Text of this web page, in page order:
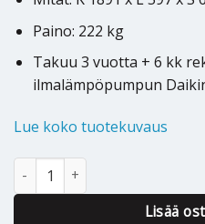
Paino: 222 kg
Takuu 3 vuotta + 6 kk
ilmalämpöpumpun
Lue koko tuotekuvaus
Maalämpöpumppu Daikin
Lisää
Alternative: